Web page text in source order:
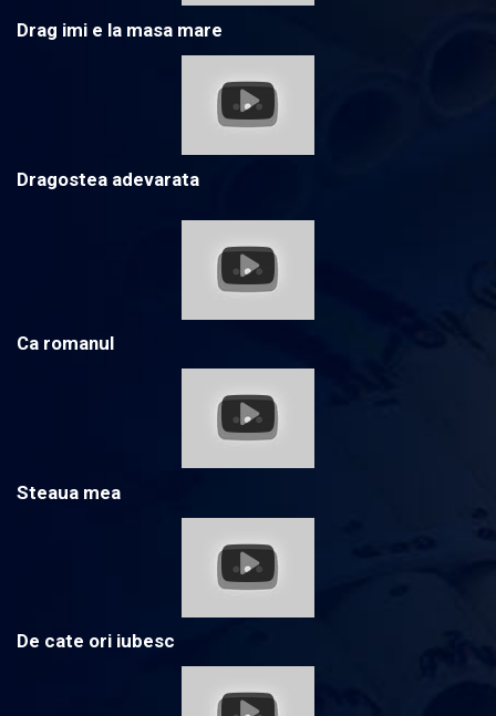
Drag imi e la masa mare
Dragostea adevarata
Ca romanul
Steaua mea
De cate ori iubesc